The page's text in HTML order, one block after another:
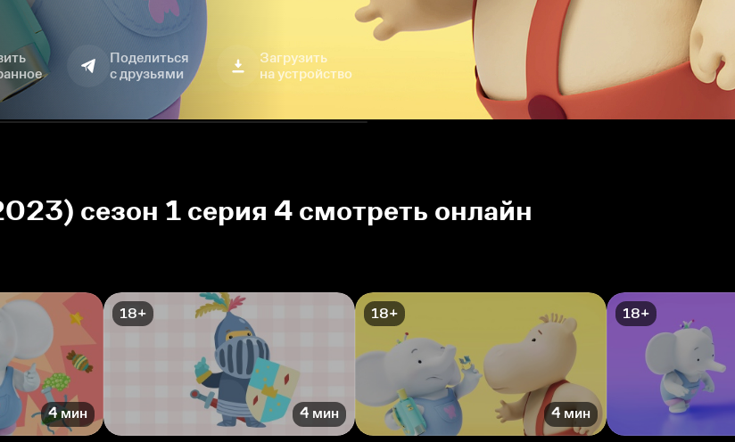
Поделиться
с друзьями
Загрузить
на устройство
сезон 1 серия 4 смотреть онлайн
4 мин
18+
4 мин
18+
4 мин
18+